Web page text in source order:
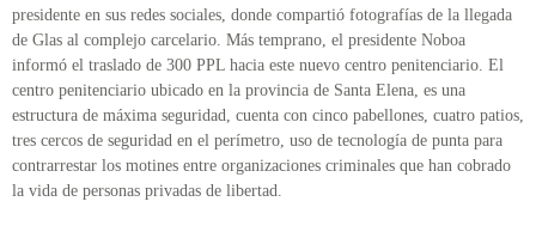
presidente en sus redes sociales, donde compartió fotografías de la llegada
de Glas al complejo carcelario. Más temprano, el presidente Noboa
informó el traslado de 300 PPL hacia este nuevo centro penitenciario. El
centro penitenciario ubicado en la provincia de Santa Elena, es una
estructura de máxima seguridad, cuenta con cinco pabellones, cuatro patios,
tres cercos de seguridad en el perímetro, uso de tecnología de punta para
contrarrestar los motines entre organizaciones criminales que han cobrado
la vida de personas privadas de libertad.